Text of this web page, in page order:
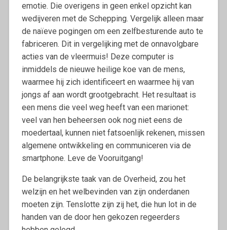
emotie. Die overigens in geen enkel opzicht kan
wedijveren met de Schepping. Vergelijk alleen maar
de naïeve pogingen om een zelfbesturende auto te
fabriceren. Dit in vergelijking met de onnavolgbare
acties van de vleermuis! Deze computer is
inmiddels de nieuwe heilige koe van de mens,
waarmee hij zich identificeert en waarmee hij van
jongs af aan wordt grootgebracht. Het resultaat is
een mens die veel weg heeft van een marionet:
veel van hen beheersen ook nog niet eens de
moedertaal, kunnen niet fatsoenlijk rekenen, missen
algemene ontwikkeling en communiceren via de
smartphone. Leve de Vooruitgang!
De belangrijkste taak van de Overheid, zou het
welzijn en het welbevinden van zijn onderdanen
moeten zijn. Tenslotte zijn zij het, die hun lot in de
handen van de door hen gekozen regeerders